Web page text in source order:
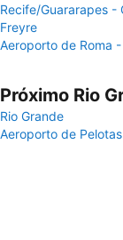
Recife/Guararapes -
Freyre
Aeroporto de Roma
Próximo Rio
Rio Grande
Aeroporto de Pelotas